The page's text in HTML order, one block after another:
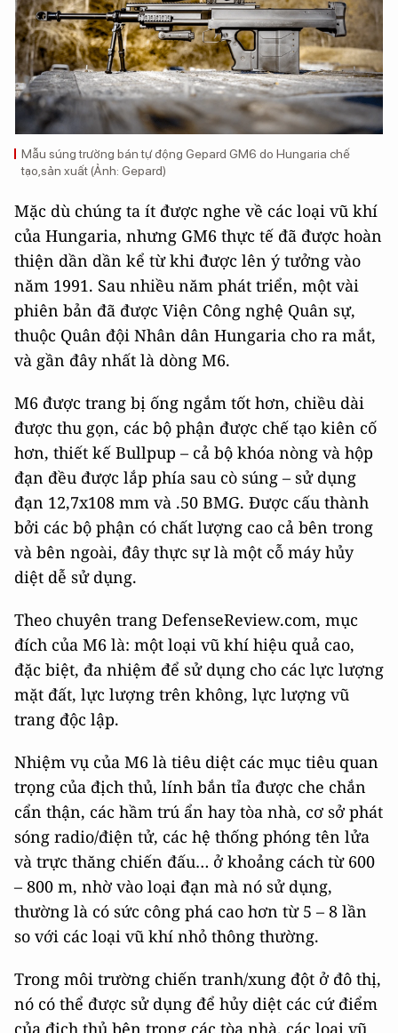
Mẫu súng trường bán tự động Gepard GM6 do Hungaria chế
tạo,sản xuất (Ảnh: Gepard)
Mặc dù chúng ta ít được nghe về các loại vũ khí
của Hungaria, nhưng GM6 thực tế đã được hoàn
thiện dần dần kể từ khi được lên ý tưởng vào
năm 1991. Sau nhiều năm phát triển, một vài
phiên bản đã được Viện Công nghệ Quân sự,
thuộc Quân đội Nhân dân Hungaria cho ra mắt,
và gần đây nhất là dòng M6.
M6 được trang bị ống ngắm tốt hơn, chiều dài
được thu gọn, các bộ phận được chế tạo kiên cố
hơn, thiết kế Bullpup – cả bộ khóa nòng và hộp
đạn đều được lắp phía sau cò súng – sử dụng
đạn 12,7x108 mm và .50 BMG. Được cấu thành
bởi các bộ phận có chất lượng cao cả bên trong
và bên ngoài, đây thực sự là một cỗ máy hủy
diệt dễ sử dụng.
Theo chuyên trang DefenseReview.com, mục
đích của M6 là: một loại vũ khí hiệu quả cao,
đặc biệt, đa nhiệm để sử dụng cho các lực lượng
mặt đất, lực lượng trên không, lực lượng vũ
trang độc lập.
Nhiệm vụ của M6 là tiêu diệt các mục tiêu quan
trọng của địch thủ, lính bắn tỉa được che chắn
cẩn thận, các hầm trú ẩn hay tòa nhà, cơ sở phát
sóng radio/điện tử, các hệ thống phóng tên lửa
và trực thăng chiến đấu… ở khoảng cách từ 600
– 800 m, nhờ vào loại đạn mà nó sử dụng,
thường là có sức công phá cao hơn từ 5 – 8 lần
so với các loại vũ khí nhỏ thông thường.
Trong môi trường chiến tranh/xung đột ở đô thị,
nó có thể được sử dụng để hủy diệt các cứ điểm
của địch thủ bên trong các tòa nhà, các loại vũ